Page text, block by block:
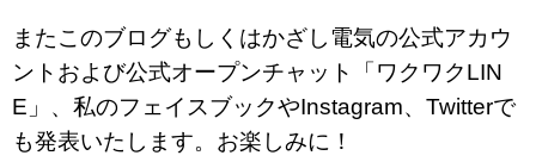
またこのブログもしくはかざし電気の公式アカウ
ントおよび公式オープンチャット「ワクワクLIN
E」、私のフェイスブックやInstagram、Twitterで
も発表いたします。お楽しみに！